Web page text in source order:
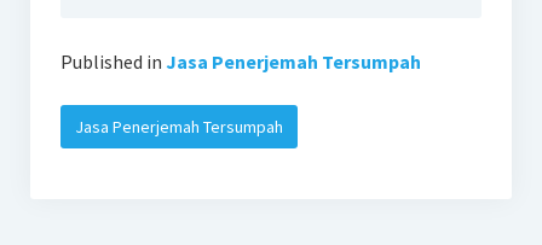
Published in Jasa Penerjemah Tersumpah
Jasa Penerjemah Tersumpah